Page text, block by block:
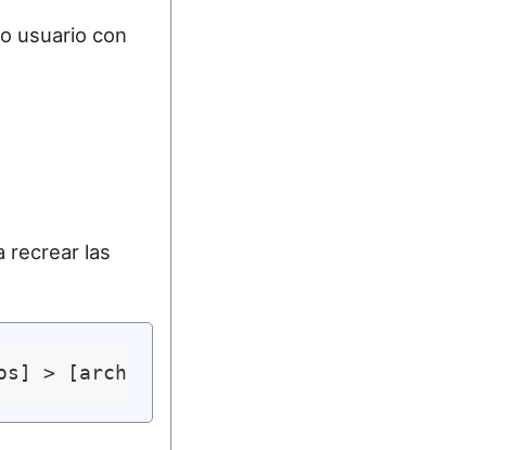
usuario con
recrear las